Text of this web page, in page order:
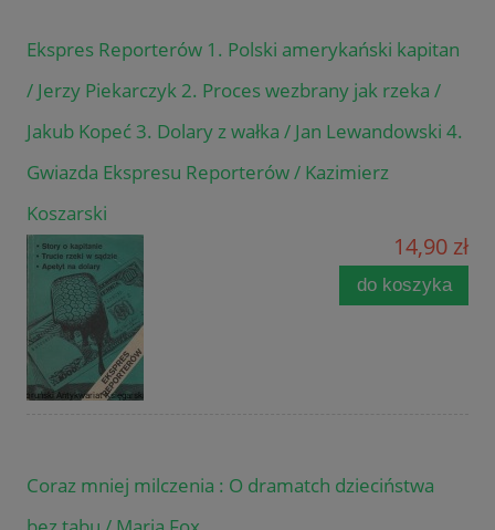
Ekspres Reporterów 1. Polski amerykański kapitan
/ Jerzy Piekarczyk 2. Proces wezbrany jak rzeka /
Jakub Kopeć 3. Dolary z wałka / Jan Lewandowski 4.
Gwiazda Ekspresu Reporterów / Kazimierz
Koszarski
14,90 zł
do koszyka
Coraz mniej milczenia : O dramatch dzieciństwa